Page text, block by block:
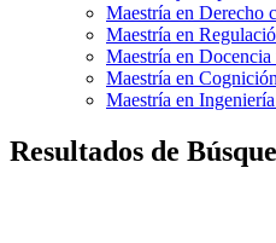
Maestría en Derecho
Maestría en
Maestría en
Maestría en
Maestría en
Resultados de